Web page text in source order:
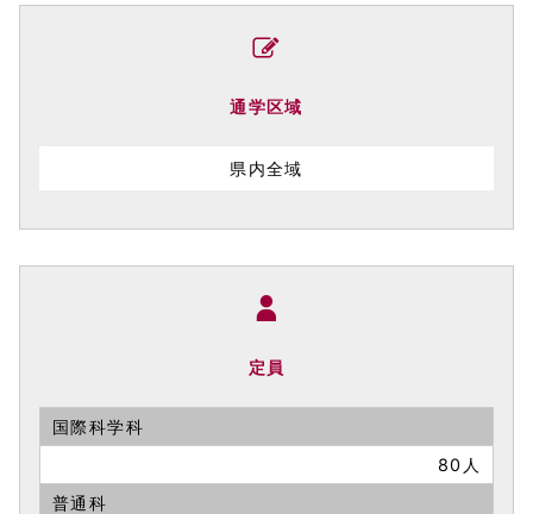
通学区域
県内全域
定員
国際科学科
80人
普通科